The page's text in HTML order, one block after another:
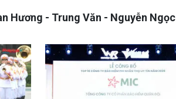
Hương - Trung Văn - Nguyễn Ngọc